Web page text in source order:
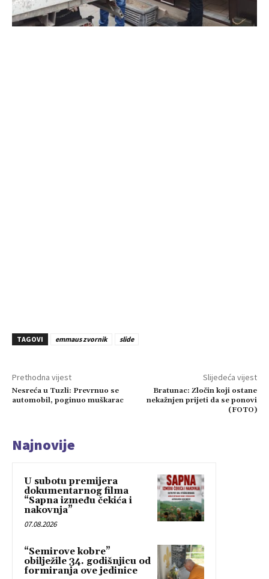
TAGOVI emmaus zvornik slide
Prethodna vijest
Nesreća u Tuzli: Prevrnuo se
automobil, poginuo muškarac
Slijedeća vijest
Bratunac: Zločin koji ostane
nekažnjen prijeti da se ponovi
(FOTO)
Najnovije
U subotu premijera
dokumentarnog filma
“Sapna između čekića i
nakovnja”
07.08.2026
“Semirove kobre”
obilježile 34. godišnjicu od
formiranja ove jedinice